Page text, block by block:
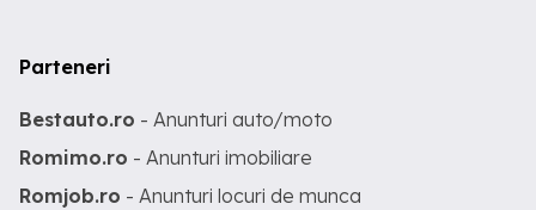
Parteneri
Bestauto.ro - Anunturi auto/moto
Romimo.ro - Anunturi imobiliare
Romjob.ro - Anunturi locuri de munca